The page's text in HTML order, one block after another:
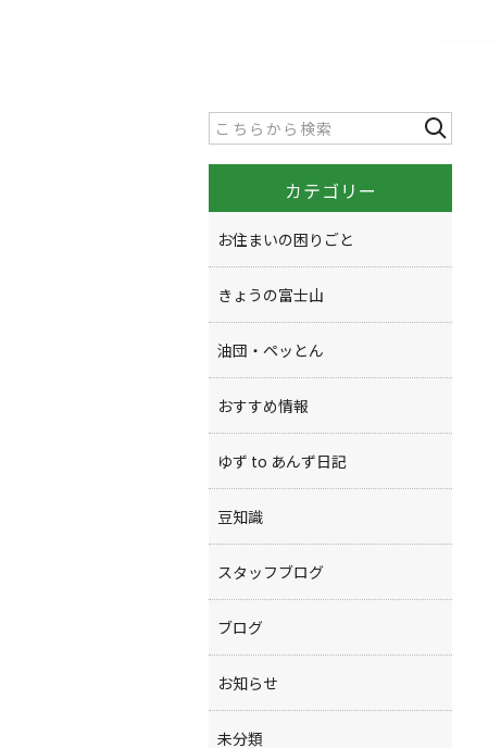
カテゴリー
お住まいの困りごと
きょうの富士山
油団・ペッとん
おすすめ情報
ゆず to あんず日記
豆知識
スタッフブログ
ブログ
お知らせ
未分類